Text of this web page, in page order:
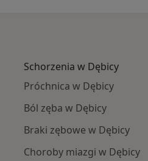
Schorzenia w Dębicy
Próchnica w Dębicy
Ból zęba w Dębicy
Braki zębowe w Dębicy
Choroby miazgi w Dębicy